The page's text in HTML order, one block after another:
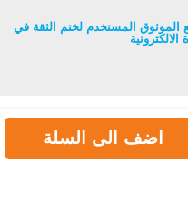
اضف الى السلة
الموثوق المستخدم لختم الثقة في
الالكترونية